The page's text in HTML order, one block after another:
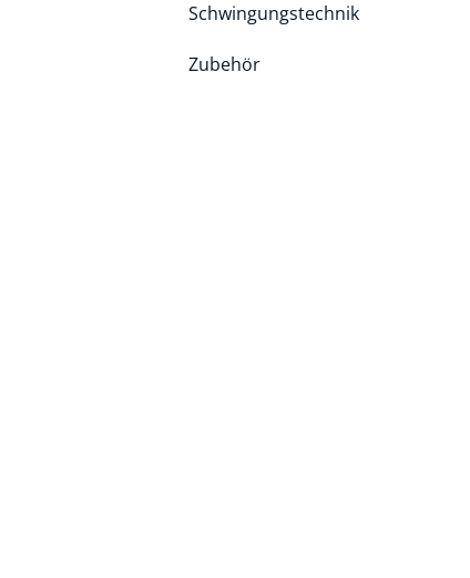
Schwingungstechnik
Zubehör